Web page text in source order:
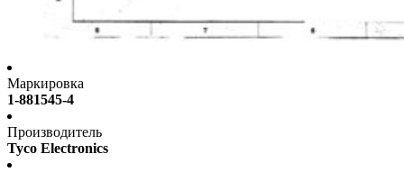
Маркировка
1-881545-4
Производитель
Tyco Electronics